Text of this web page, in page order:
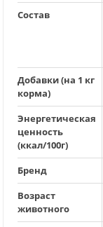
Состав
Добавки (на 1 кг
корма)
Энергетическая
ценность
(ккал/100г)
Бренд
Возраст
животного